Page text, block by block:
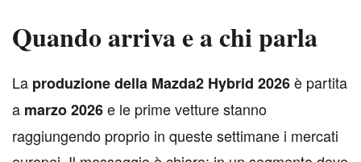
Quando arriva e a chi parla
La produzione della Mazda2 Hybrid 2026è partita
a marzo 2026e le prime vetture stanno
raggiungendo proprio in queste settimane i mercati